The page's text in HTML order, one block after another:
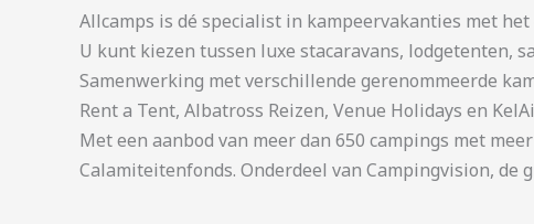
Allcamps is dé specialist in kampeervakanties met
U kunt kiezen tussen luxe stacaravans, lodgetenten,
Samenwerking met verschillende gerenommeerde
Rent a Tent, Albatross Reizen, Venue Holidays en
Met een aanbod van meer dan 650 campings met
Calamiteitenfonds. Onderdeel van Campingvision, de